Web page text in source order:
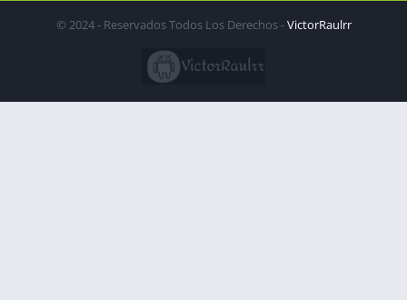
© 2024 - Reservados Todos Los Derechos -VictorRaulrr